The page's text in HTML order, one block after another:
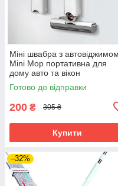
Міні швабра з автовіджимом
Mini Mop портативна для
дому авто та вікон
Готово до відправки
200 ₴ 305 ₴
Купити
–32%